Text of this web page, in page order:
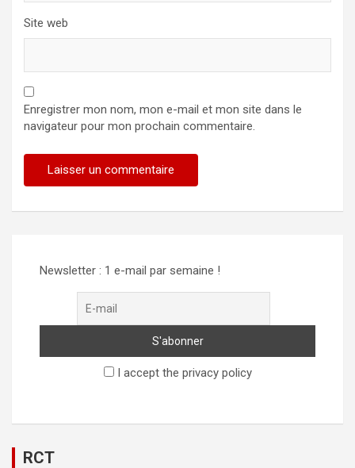
Site web
Enregistrer mon nom, mon e-mail et mon site dans le
navigateur pour mon prochain commentaire.
Newsletter : 1 e-mail par semaine !
I accept the privacy policy
RCT